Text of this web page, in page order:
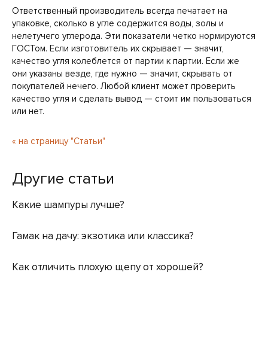
Ответственный производитель всегда печатает на
упаковке, сколько в угле содержится воды, золы и
нелетучего углерода. Эти показатели четко нормируются
ГОСТом. Если изготовитель их скрывает — значит,
качество угля колеблется от партии к партии. Если же
они указаны везде, где нужно — значит, скрывать от
покупателей нечего. Любой клиент может проверить
качество угля и сделать вывод — стоит им пользоваться
или нет.
« на страницу "Статьи"
Другие статьи
Какие шампуры лучше?
Гамак на дачу: экзотика или классика?
Как отличить плохую щепу от хорошей?